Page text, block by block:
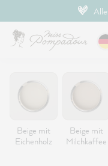
Beige mit
Eichenholz
Beige mit
Milchkaffee